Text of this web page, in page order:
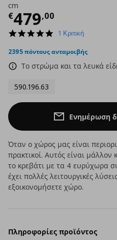
cm
€479,00
Τρέχουσα
5.0
rating
1 Κριτική
2395 πόντους ανταμοιβής
Το στρώμα και τα λευκά
590.196.63
Ενημέρωση
Όταν ο χώρος μας είναι
πρακτικοί. Αυτός είναι
το κρεβάτι με τα 4 ευρύχωρα
έχει πολλές λειτουργικές
εξοικονομήσετε χώρο.
Πληροφορίες προϊόντος